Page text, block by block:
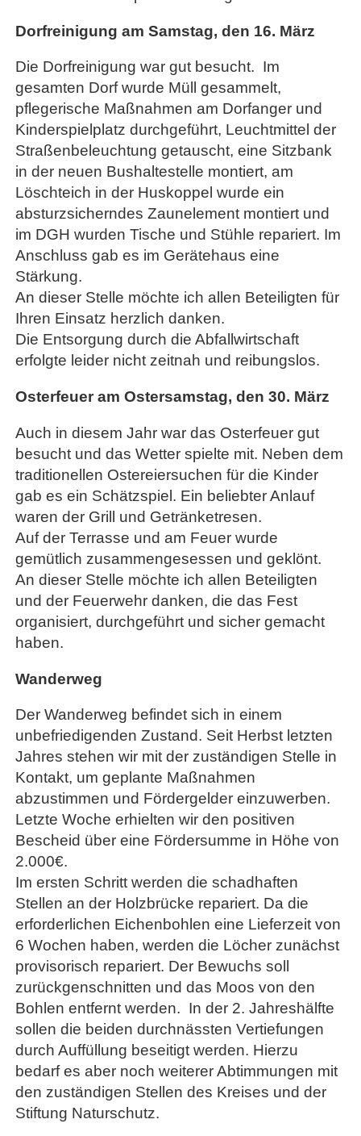
Dorfreinigung am Samstag, den 16. März
Die Dorfreinigung war gut besucht. Im
gesamten Dorf wurde Müll gesammelt,
pflegerische Maßnahmen am Dorfanger und
Kinderspielplatz durchgeführt, Leuchtmittel der
Straßenbeleuchtung getauscht, eine Sitzbank
in der neuen Bushaltestelle montiert, am
Löschteich in der Huskoppel wurde ein
absturzsicherndes Zaunelement montiert und
im DGH wurden Tische und Stühle repariert. Im
Anschluss gab es im Gerätehaus eine
Stärkung.
An dieser Stelle möchte ich allen Beteiligten für
Ihren Einsatz herzlich danken.
Die Entsorgung durch die Abfallwirtschaft
erfolgte leider nicht zeitnah und reibungslos.
Osterfeuer am Ostersamstag, den 30. März
Auch in diesem Jahr war das Osterfeuer gut
besucht und das Wetter spielte mit. Neben dem
traditionellen Ostereiersuchen für die Kinder
gab es ein Schätzspiel. Ein beliebter Anlauf
waren der Grill und Getränketresen.
Auf der Terrasse und am Feuer wurde
gemütlich zusammengesessen und geklönt.
An dieser Stelle möchte ich allen Beteiligten
und der Feuerwehr danken, die das Fest
organisiert, durchgeführt und sicher gemacht
haben.
Wanderweg
Der Wanderweg befindet sich in einem
unbefriedigenden Zustand. Seit Herbst letzten
Jahres stehen wir mit der zuständigen Stelle in
Kontakt, um geplante Maßnahmen
abzustimmen und Fördergelder einzuwerben.
Letzte Woche erhielten wir den positiven
Bescheid über eine Fördersumme in Höhe von
2.000€.
Im ersten Schritt werden die schadhaften
Stellen an der Holzbrücke repariert. Da die
erforderlichen Eichenbohlen eine Lieferzeit von
6 Wochen haben, werden die Löcher zunächst
provisorisch repariert. Der Bewuchs soll
zurückgenschnitten und das Moos von den
Bohlen entfernt werden. In der 2. Jahreshälfte
sollen die beiden durchnässten Vertiefungen
durch Auffüllung beseitigt werden. Hierzu
bedarf es aber noch weiterer Abtimmungen mit
den zuständigen Stellen des Kreises und der
Stiftung Naturschutz.